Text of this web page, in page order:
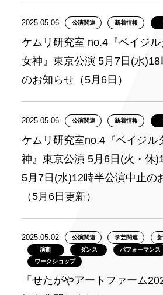
2025.05.06 公演関連 新着情報
ケムリ研究室 no.4『ベイジ
⼥神』東京公演 5⽉7⽇(⽔)18
のお知らせ（5月6日）
2025.05.06 公演関連 新着情報
ケムリ研究室no.4『ベイジル
神』東京公演 5月6日(火・休
5月7日(水)12時半公演中止の
（5月6日更新）
2025.05.02 公演関連 学芸関連
演劇
ダンス
パフォーマンス
ワークショップ
「せたがやアートファーム